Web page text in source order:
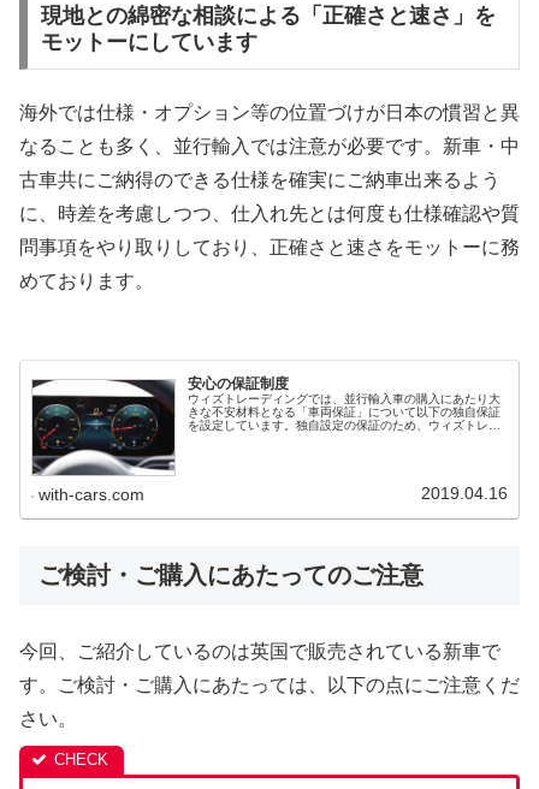
現地との綿密な相談による「正確さと速さ」を
モットーにしています
海外では仕様・オプション等の位置づけが日本の慣習と異
なることも多く、並行輸入では注意が必要です。新車・中
古車共にご納得のできる仕様を確実にご納車出来るよう
に、時差を考慮しつつ、仕入れ先とは何度も仕様確認や質
問事項をやり取りしており、正確さと速さをモットーに務
めております。
安心の保証制度
ウィズトレーディングでは、並行輸入車の購入にあたり大
きな不安材料となる「車両保証」について以下の独自保証
を設定しています。独自設定の保証のため、ウィズトレー
with-cars.com 2019.04.16
ご検討・ご購入にあたってのご注意
今回、ご紹介しているのは英国で販売されている新車で
す。ご検討・ご購入にあたっては、以下の点にご注意くだ
さい。